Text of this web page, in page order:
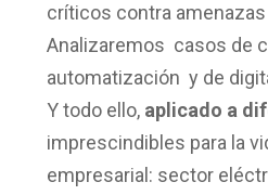
críticos contra
Analizaremos casos de
automatización y de
Y todo ello, aplicado a
imprescindibles para la
empresarial: sector